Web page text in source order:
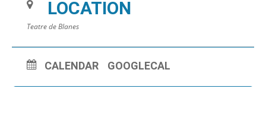
LOCATION
Teatre de Blanes
CALENDAR GOOGLECAL